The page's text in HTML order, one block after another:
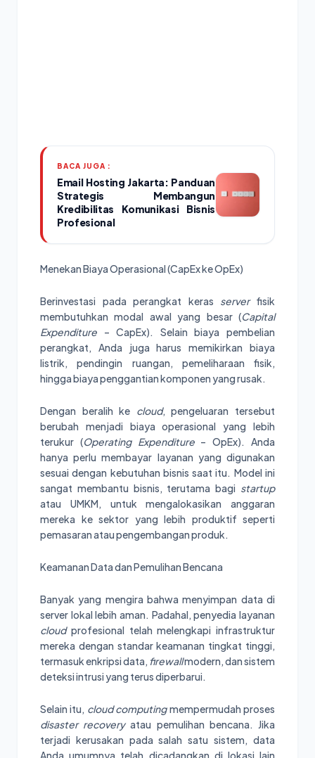
BACA JUGA :
Email Hosting Jakarta: Panduan
Strategis Membangun
Kredibilitas Komunikasi Bisnis
Profesional
Menekan Biaya Operasional (CapEx ke OpEx)
Berinvestasi pada perangkat keras serverfisik
membutuhkan modal awal yang besar (Capital
Expenditure – CapEx). Selain biaya pembelian
perangkat, Anda juga harus memikirkan biaya
listrik, pendingin ruangan, pemeliharaan fisik,
hingga biaya penggantian komponen yang rusak.
Dengan beralih ke cloud, pengeluaran tersebut
berubah menjadi biaya operasional yang lebih
terukur (Operating Expenditure– OpEx). Anda
hanya perlu membayar layanan yang digunakan
sesuai dengan kebutuhan bisnis saat itu. Model ini
sangat membantu bisnis, terutama bagi startup
atau UMKM, untuk mengalokasikan anggaran
mereka ke sektor yang lebih produktif seperti
pemasaran atau pengembangan produk.
Keamanan Data dan Pemulihan Bencana
Banyak yang mengira bahwa menyimpan data di
server lokal lebih aman. Padahal, penyedia layanan
cloudprofesional telah melengkapi infrastruktur
mereka dengan standar keamanan tingkat tinggi,
termasuk enkripsi data, firewallmodern, dan sistem
deteksi intrusi yang terus diperbarui.
Selain itu, cloud computingmempermudah proses
disaster recoveryatau pemulihan bencana. Jika
terjadi kerusakan pada salah satu sistem, data
Anda umumnya telah dicadangkan di lokasi lain